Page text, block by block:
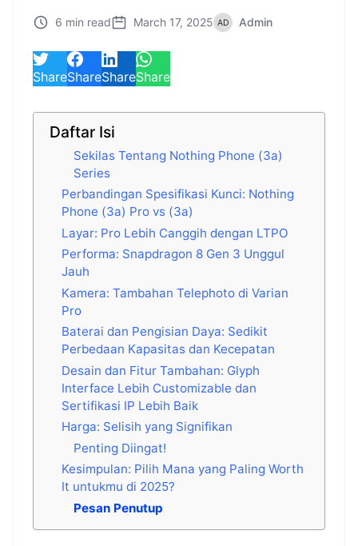
6 min read March 17, 2025 Admin
ShareShareShareShare
Daftar Isi
Sekilas Tentang Nothing Phone (3a)
Series
Perbandingan Spesifikasi Kunci: Nothing
Phone (3a) Pro vs (3a)
Layar: Pro Lebih Canggih dengan LTPO
Performa: Snapdragon 8 Gen 3 Unggul
Jauh
Kamera: Tambahan Telephoto di Varian
Pro
Baterai dan Pengisian Daya: Sedikit
Perbedaan Kapasitas dan Kecepatan
Desain dan Fitur Tambahan: Glyph
Interface Lebih Customizable dan
Sertifikasi IP Lebih Baik
Harga: Selisih yang Signifikan
Penting Diingat!
Kesimpulan: Pilih Mana yang Paling Worth
It untukmu di 2025?
Pesan Penutup